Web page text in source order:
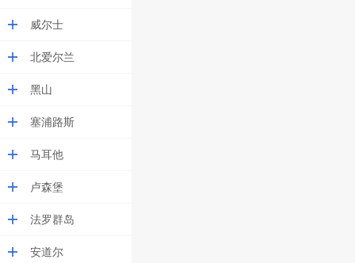
威尔士
北爱尔兰
黑山
塞浦路斯
马耳他
卢森堡
法罗群岛
安道尔